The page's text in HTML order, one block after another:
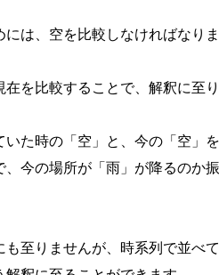
は、空を比較しなければなりま
を比較することで、解釈に至
た時の「空」と、今の「空」
今の場所が「雨」が降るのか
至りませんが、時系列で並べ